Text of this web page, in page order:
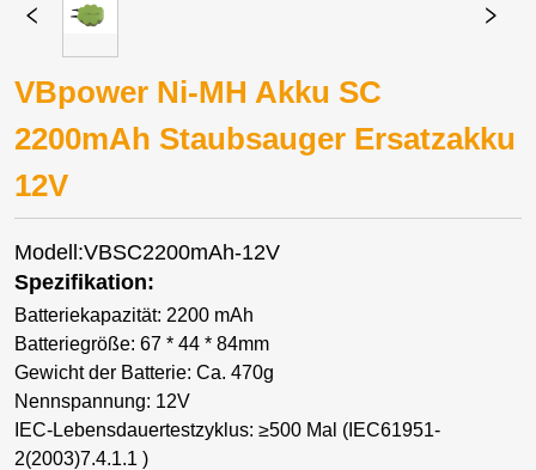
VBpower Ni-MH Akku SC
2200mAh Staubsauger Ersatzakku
12V
Modell:VBSC2200mAh-12V
Spezifikation:
Batteriekapazität: 2200 mAh
Batteriegröße: 67 * 44 * 84mm
Gewicht der Batterie: Ca. 470g
Nennspannung: 12V
IEC-Lebensdauertestzyklus: ≥500 Mal (IEC61951-
2(2003)7.4.1.1 )